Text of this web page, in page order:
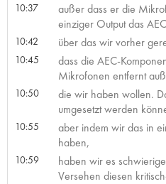
10:37
außer dass er die
einziger Output das
10:42 über das wir vorher
10:45
dass die AEC-
Mikrofonen entfernt
10:50
die wir haben wollen.
umgesetzt werden
10:55
aber indem wir das in
haben,
10:59
haben wir es
Versehen diesen